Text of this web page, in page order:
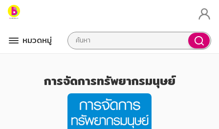
หมวดหมู่
การจัดการทรัพยากรมนุษย์